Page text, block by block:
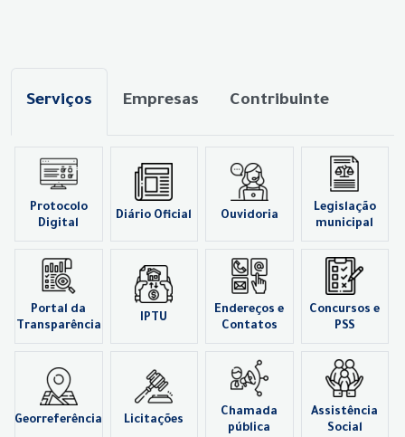
Serviços Empresas Contribuinte
Protocolo
Digital
Diário Oficial Ouvidoria
Legislação
municipal
Portal da
Transparência
IPTU
Endereços e
Contatos
Concursos e
PSS
Georreferência Licitações
Chamada
pública
Assistência
Social